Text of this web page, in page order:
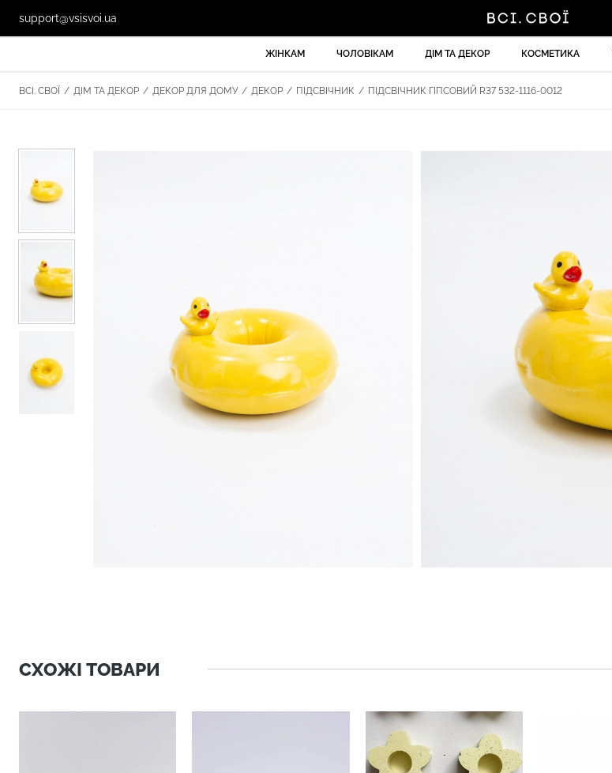
support@vsisvoi.ua
ЖІНКАМ ЧОЛОВІКАМ ДІМ ТА ДЕКОР КОСМЕТИКА
ВСІ. СВОЇ / ДІМ ТА ДЕКОР / ДЕКОР ДЛЯ ДОМУ / ДЕКОР / ПІДСВІЧНИК / ПІДСВІЧНИК ГІПСОВИЙ R37 532-1116-0012
СХОЖІ ТОВАРИ